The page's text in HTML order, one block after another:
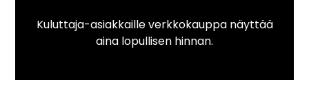
Kuluttaja-asiakkaille verkkokauppa näyttää
aina lopullisen hinnan.